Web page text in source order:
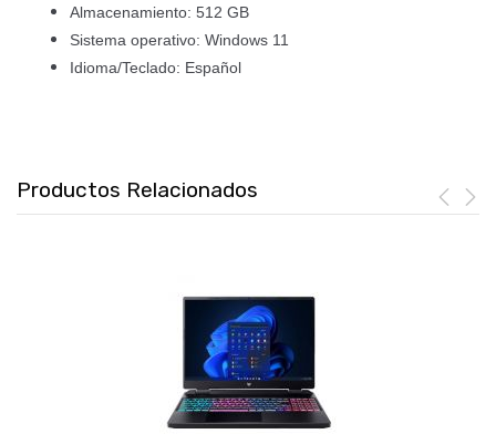
Almacenamiento: 512 GB
Sistema operativo: Windows 11
Idioma/Teclado: Español
Productos Relacionados